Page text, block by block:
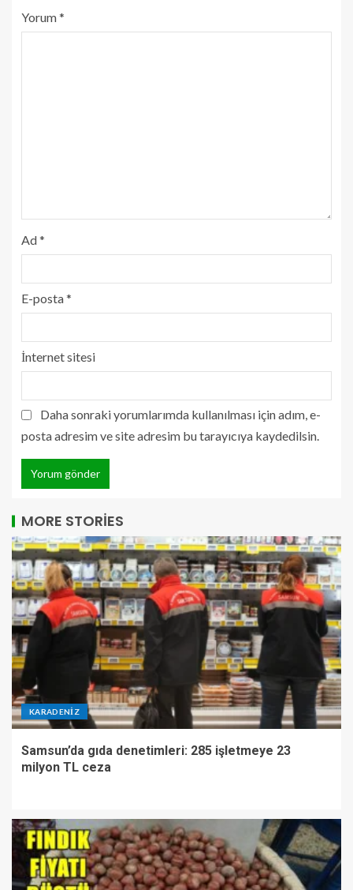
Yorum*
Ad*
E-posta*
İnternet sitesi
Daha sonraki yorumlarımda kullanılması için adım, e-
posta adresim ve site adresim bu tarayıcıya kaydedilsin.
MORE STORIES
KARADENIZ
Samsun’da gıda denetimleri: 285 işletmeye 23
milyon TL ceza